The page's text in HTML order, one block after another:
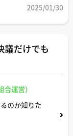
2025/01/30
議だけでも
運営）
のか知りた